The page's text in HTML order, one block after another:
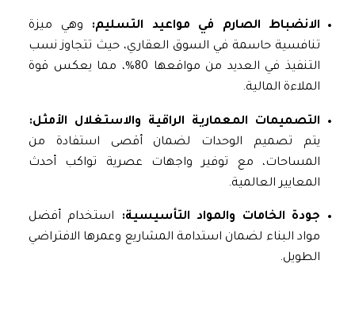
الانضباط الصارم في مواعيد التسليم:وهي ميزة
تنافسية حاسمة في السوق العقاري، حيث تتجاوز نسب
التنفيذ في العديد من مواقعها 80%، مما يعكس قوة
الملاءة المالية.
التصميمات المعمارية الراقية والاستغلال الأمثل:
يتم تصميم الوحدات لضمان أقصى استفادة من
المساحات، مع توفير واجهات عصرية تواكب أحدث
المعايير العالمية.
جودة الخامات والمواد التأسيسية:استخدام أفضل
مواد البناء لضمان استدامة المشاريع وعمرها الافتراضي
الطويل.